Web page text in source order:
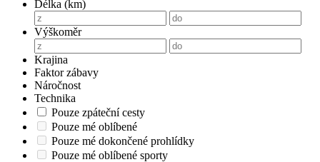
Délka (km)
Výškoměr
Krajina
Faktor zábavy
Náročnost
Technika
Pouze zpáteční cesty
Pouze mé oblíbené
Pouze mé dokončené prohlídky
Pouze mé oblíbené sporty